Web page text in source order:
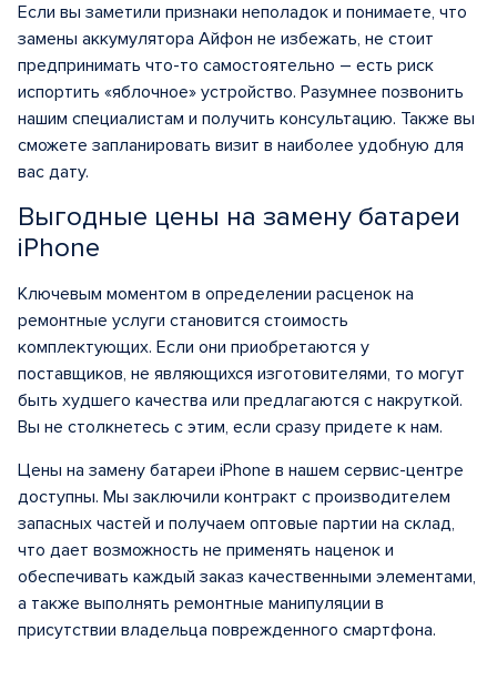
Если вы заметили признаки неполадок и понимаете, что
замены аккумулятора Айфон не избежать, не стоит
предпринимать что-то самостоятельно – есть риск
испортить «яблочное» устройство. Разумнее позвонить
нашим специалистам и получить консультацию. Также вы
сможете запланировать визит в наиболее удобную для
вас дату.
Выгодные цены на замену батареи
iPhone
Ключевым моментом в определении расценок на
ремонтные услуги становится стоимость
комплектующих. Если они приобретаются у
поставщиков, не являющихся изготовителями, то могут
быть худшего качества или предлагаются с накруткой.
Вы не столкнетесь с этим, если сразу придете к нам.
Цены на замену батареи iPhone в нашем сервис-центре
доступны. Мы заключили контракт с производителем
запасных частей и получаем оптовые партии на склад,
что дает возможность не применять наценок и
обеспечивать каждый заказ качественными элементами,
а также выполнять ремонтные манипуляции в
присутствии владельца поврежденного смартфона.